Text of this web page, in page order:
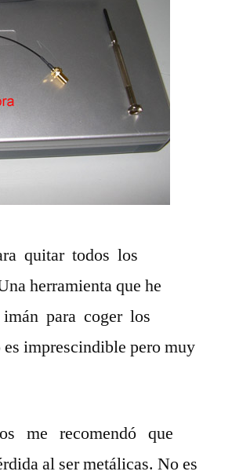
quitar todos los
herramienta que he
para coger los
imprescindible pero muy
me recomendó que
al ser metálicas. No es